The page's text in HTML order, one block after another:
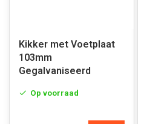
Kikker met Voetplaat
103mm
Gegalvaniseerd
Op voorraad